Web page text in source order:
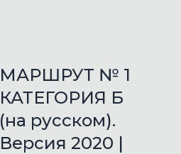
МАРШРУТ № 1
КАТЕГОРИЯ Б
(на русском).
Версия 2020 |